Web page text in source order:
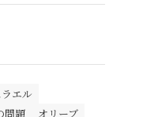
エル
問題
オリーブ